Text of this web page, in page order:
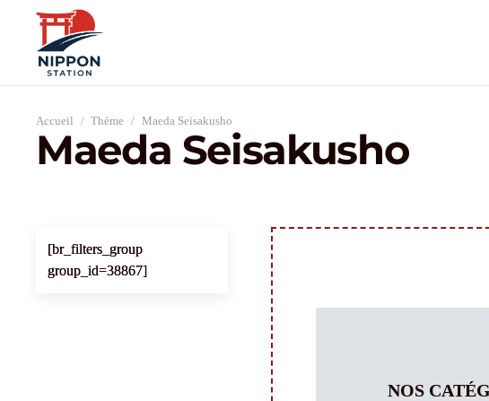
Accueil / Thème / Maeda Seisakusho
Maeda Seisakusho
[br_filters_group
group_id=38867]
NOS